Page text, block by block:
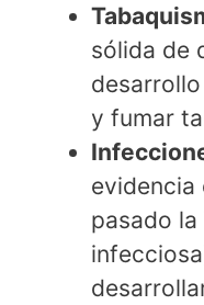
sólida de
y fumar
evidencia
pasado la